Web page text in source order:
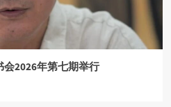
2026年第七期举行